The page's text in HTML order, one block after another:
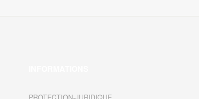
PROTECTION-JURIDIQUE